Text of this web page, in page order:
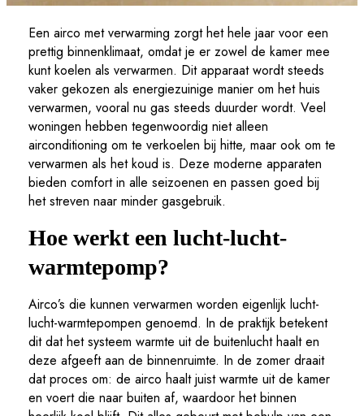
Een airco met verwarming zorgt het hele jaar voor een
prettig binnenklimaat, omdat je er zowel de kamer mee
kunt koelen als verwarmen. Dit apparaat wordt steeds
vaker gekozen als energiezuinige manier om het huis
verwarmen, vooral nu gas steeds duurder wordt. Veel
woningen hebben tegenwoordig niet alleen
airconditioning om te verkoelen bij hitte, maar ook om te
verwarmen als het koud is. Deze moderne apparaten
bieden comfort in alle seizoenen en passen goed bij
het streven naar minder gasgebruik.
Hoe werkt een lucht-lucht-
warmtepomp?
Airco’s die kunnen verwarmen worden eigenlijk lucht-
lucht-warmtepompen genoemd. In de praktijk betekent
dit dat het systeem warmte uit de buitenlucht haalt en
deze afgeeft aan de binnenruimte. In de zomer draait
dat proces om: de airco haalt juist warmte uit de kamer
en voert die naar buiten af, waardoor het binnen